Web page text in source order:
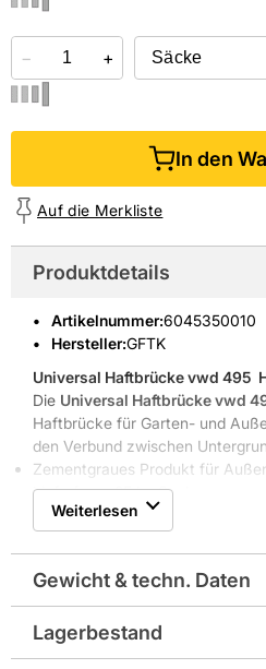
Online kaufen &kostenlos
− +
In den
Auf die Merkliste
Produktdetails
Artikelnummer:6045350010
Hersteller:GFTK
Universal Haftbrücke vwd 495 
Die Universal Haftbrücke vwd
Haftbrücke für Garten- und
den Verbund zwischen
Zementgraues Produkt für
Lieferform: 25 kg Sack
Geeignet für leichte bis mittlere
Schnelle Haftwirkung für
Eigenschaften & Vorteile
DieUniversal Haftbrücke vwd
Verbundfestigkeitzwischen
Die zementbasierte
Weiterlesen
Gewicht & techn. Daten
Hersteller-Art.-Nr.:
Lagerbestand